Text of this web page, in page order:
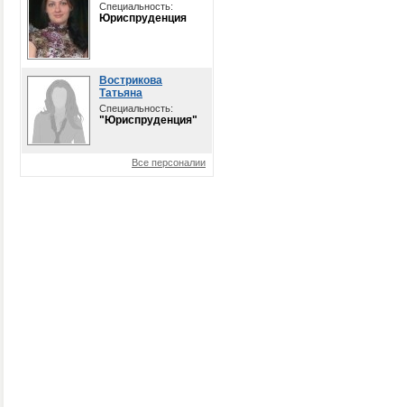
Специальность:
Юриспруденция
Вострикова
Татьяна
Специальность:
"Юриспруденция"
Все персоналии